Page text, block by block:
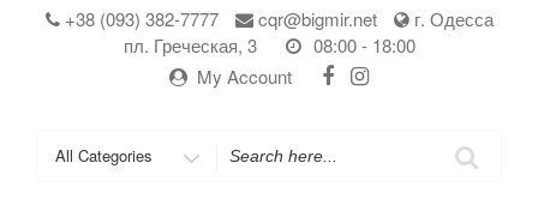
+38 (093) 382-7777 cqr@bigmir.net
г. Одесса
пл. Греческая, 3
08:00 - 18:00
My Account
for